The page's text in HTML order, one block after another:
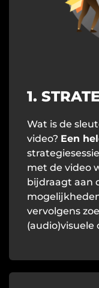
1.
Wat is de
video? Een
met de video
bijdraagt aan
vervolgens
(audio)visuele